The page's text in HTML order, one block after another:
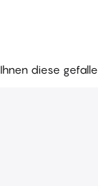
diese